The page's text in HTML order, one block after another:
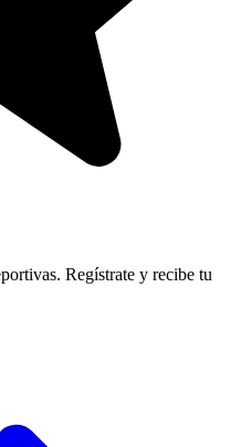
Regístrate y recibe tu